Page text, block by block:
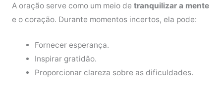
A oração serve como um meio de tranquilizar a mente
e o coração. Durante momentos incertos, ela pode:
Fornecer esperança.
Inspirar gratidão.
Proporcionar clareza sobre as dificuldades.